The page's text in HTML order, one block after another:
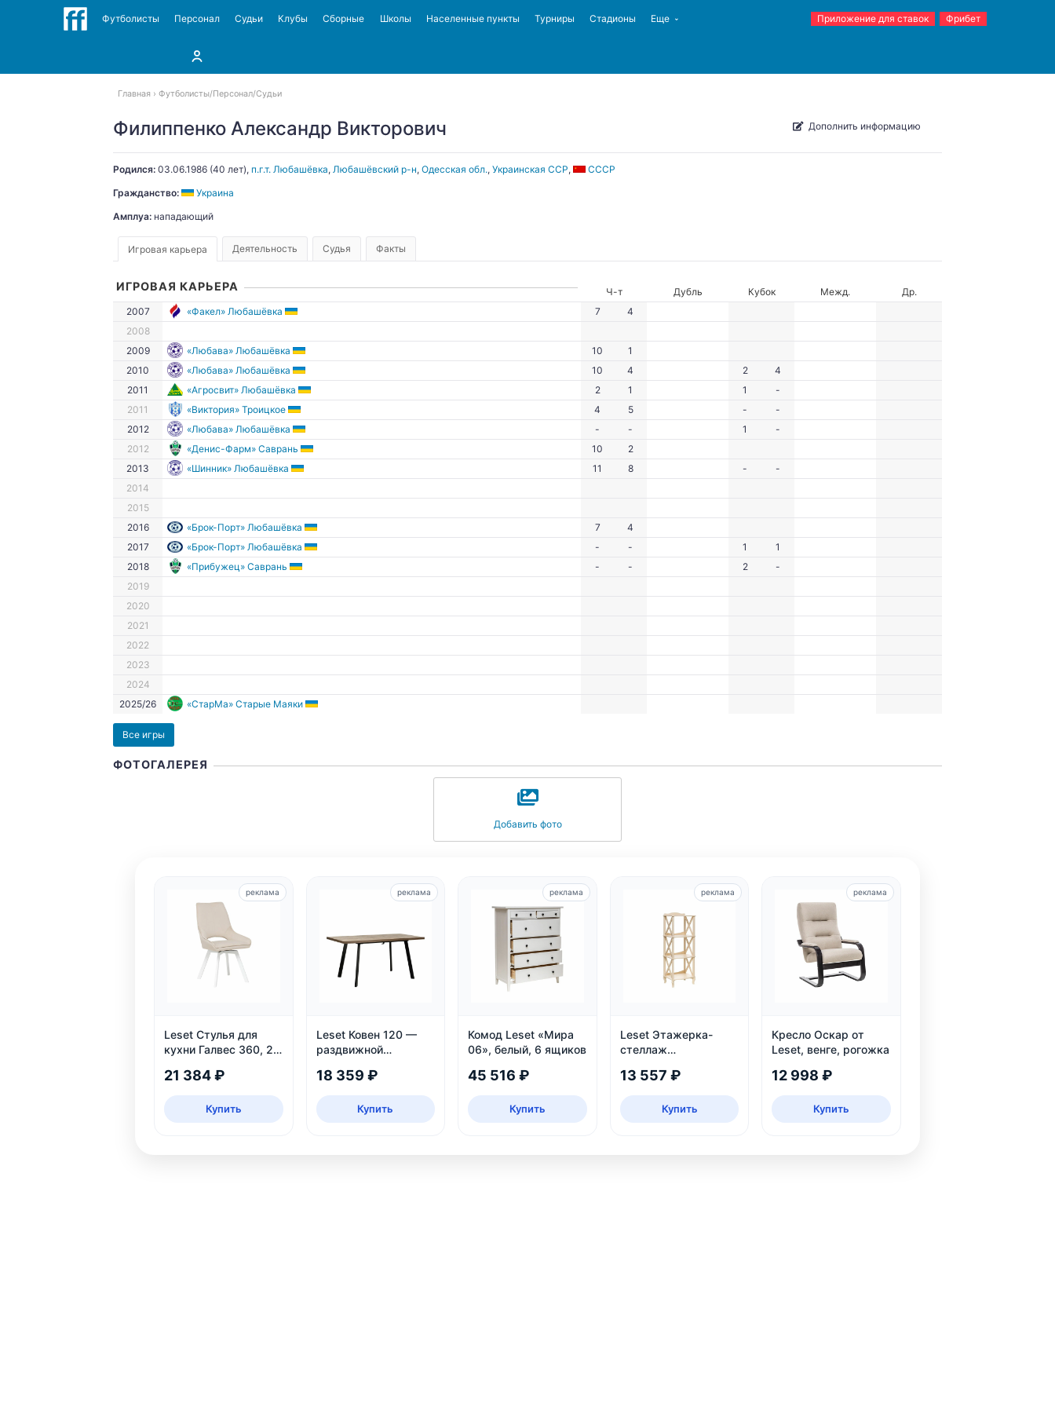
Футболисты Персонал Судьи Клубы Сборные Школы Населенные пункты Турниры Стадионы Еще Приложение для ставок Фрибет
Главная Футболисты Персонал Судьи
Филиппенко Александр Викторович Дополнить информацию
Родился: 03.06.1986 (40 лет), п.г.т. Любашёвка, Любашёвский р-н, Одесская обл., Украинская ССР,
СССР
Гражданство:
Украина
Амплуа: нападающий
Игровая карьера Деятельность Судья Факты
ИГРОВАЯ КАРЬЕРА Ч-т Дубль Кубок Межд.
Др.
2007
«Факел» Любашёвка 7
4
2008
2009
«Любава» Любашёвка 10
1
2010
«Любава» Любашёвка 10 4 2
4
2011
«Агросвит» Любашёвка 2 1 1
-
2011
«Виктория» Троицкое 4 5 -
-
2012
«Любава» Любашёвка - - 1
-
2012
«Денис-Фарм» Саврань 10
2
2013
«Шинник» Любашёвка 11 8 -
-
2014
2015
2016
«Брок-Порт» Любашёвка 7
4
2017
«Брок-Порт» Любашёвка - - 1
1
2018
«Прибужец» Саврань - - 2
-
2019
2020
2021
2022
2023
2024
2025/26
«СтарМа» Старые Маяки
Все игры
ФОТОГАЛЕРЕЯ
Добавить фото
Leset Стулья для
кухни Галвес 360, 2
21 384 ₽
Купить
реклама
Leset Ковен 120 —
раздвижной
18 359 ₽
Купить
реклама
Комод Leset «Мира
06», белый, 6 ящиков
45 516 ₽
Купить
реклама
Leset Этажерка-
стеллаж
шампань
13 557 ₽
Купить
реклама
Кресло Оскар от
Leset, венге, рогожка
12 998 ₽
Купить
реклама